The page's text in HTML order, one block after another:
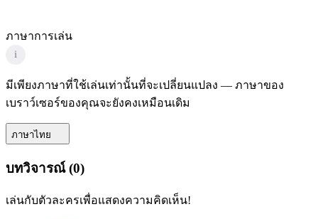
ภาษาการเล่น
i
มีเพียงภาษาที่ใช้เล่นเท่านั้นที่จะเปลี่ยนแปลง — ภาษาของ
เบราว์เซอร์ของคุณจะยังคงเหมือนเดิม
ภาษาไทย
บทวิจารณ์(0)
เล่นกับตัวละครเพื่อแสดงความคิดเห็น!